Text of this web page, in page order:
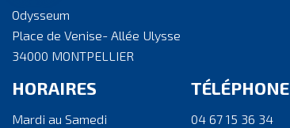
Odysseum
Place de Venise- Allée Ulysse
34000 MONTPELLIER
HORAIRES
Mardi au Samedi
TÉLÉPHONE
04 67 15 36 34